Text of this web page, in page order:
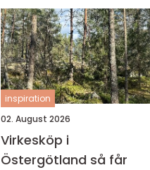
inspiration
02. August 2026
Virkesköp i
Östergötland så får